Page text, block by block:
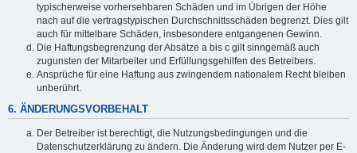
typischerweise vorhersehbaren Schäden und im Übrigen der Höhe
nach auf die vertragstypischen Durchschnittsschäden begrenzt. Dies gilt
auch für mittelbare Schäden, insbesondere entgangenen Gewinn.
Die Haftungsbegrenzung der Absätze a bis c gilt sinngemäß auch
zugunsten der Mitarbeiter und Erfüllungsgehilfen des Betreibers.
Ansprüche für eine Haftung aus zwingendem nationalem Recht bleiben
unberührt.
6. ÄNDERUNGSVORBEHALT
Der Betreiber ist berechtigt, die Nutzungsbedingungen und die
Datenschutzerklärung zu ändern. Die Änderung wird dem Nutzer per E-